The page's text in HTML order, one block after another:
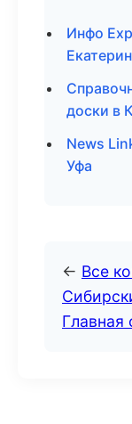
Инфо
доски в
News
Уфа
← Все
Главная